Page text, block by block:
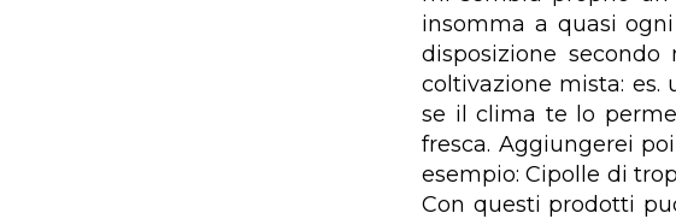
insomma a quasi
disposizione
coltivazione mista: es.
se il clima te lo
fresca. Aggiungerei
esempio: Cipolle di
Con questi prodotti